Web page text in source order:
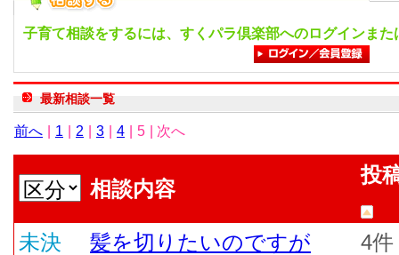
子育て相談をするには、すくパラ倶楽部へのログインま
最新相談一覧
前へ 1 2 3 4 5 | 次へ
相談内容
投
未決 髪を切りたいのですが 4件